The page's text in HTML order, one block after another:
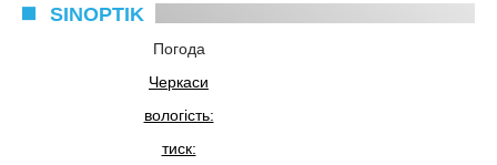
SINOPTIK
Погода
Черкаси
вологість:
тиск: